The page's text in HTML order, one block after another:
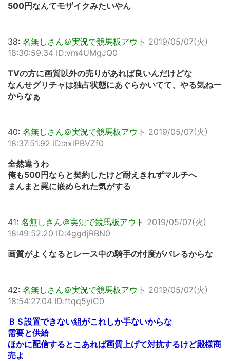
500円なんてモザイクみたいやん
38: 名無しさん＠実況で競馬板アウト 2019/05/07(火)
18:30:59.34 ID:vm4UMgJQ0
TVの方に画質以外の売りがあれば良いんだけどな
なんせグリチャは独占状態にあぐらかいてて、やる気ねー
からなぁ
40: 名無しさん＠実況で競馬板アウト 2019/05/07(火)
18:37:51.92 ID:axlPBVZf0
全然違うわ
俺も500円ならと契約したけど耐えきれずマルチへ
まんまと罠に嵌められた気がする
41: 名無しさん＠実況で競馬板アウト 2019/05/07(火)
18:49:52.20 ID:4ggdjRBN0
画質がよくなるとレース中の騎手の忖度がバレるからな
42: 名無しさん＠実況で競馬板アウト 2019/05/07(火)
18:54:27.04 ID:ftqq5yiC0
ＢＳ設置できない組がこれしか手ないからな
需要と供給
ほかに配信するとこあれば画質上げて対抗するけど殿様商
売よ